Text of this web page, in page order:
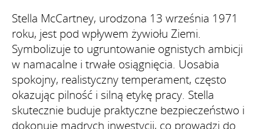
Stella McCartney, urodzona 13 września 1971
roku, jest pod wpływem żywiołu Ziemi.
Symbolizuje to ugruntowanie ognistych ambicji
w namacalne i trwałe osiągnięcia. Uosabia
spokojny, realistyczny temperament, często
okazując pilność i silną etykę pracy. Stella
skutecznie buduje praktyczne bezpieczeństwo i
dokonuje mądrych inwestycji, co prowadzi do